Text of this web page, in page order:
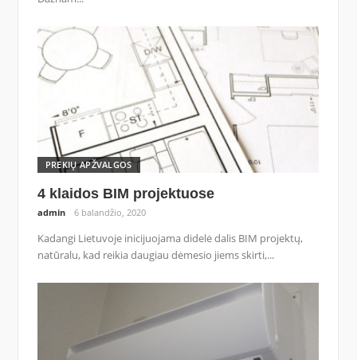
PREKIŲ APŽVALGOS
4 klaidos BIM projektuose
admin 6 balandžio, 2020
Kadangi Lietuvoje inicijuojama didelė dalis BIM projektų,
natūralu, kad reikia daugiau dėmesio jiems skirti,...